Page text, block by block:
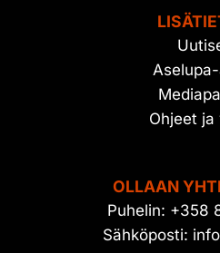
Ohjeet ja
OLLAAN
Puhelin: +358
Sähköposti: